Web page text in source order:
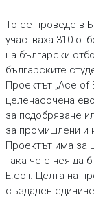
То се проведе в
участваха 310
на български
българските
Проектът „Аce of
целенасочена
за подобряване
за промишлени и
Проектът има за
така че с нея да
E.coli. Целта на
създаден